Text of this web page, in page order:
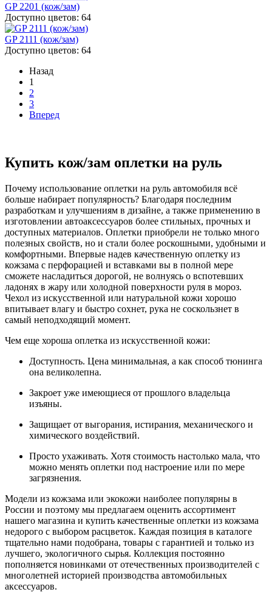
GP 2201 (кож/зам)
Доступно цветов: 64
GP 2111 (кож/зам)
Доступно цветов: 64
Назад
1
2
3
Вперед
Купить кож/зам оплетки на руль
Почему использование оплетки на руль автомобиля всё
больше набирает популярность? Благодаря последним
разработкам и улучшениям в дизайне, а также применению в
изготовлении автоаксессуаров более стильных, прочных и
доступных материалов. Оплетки приобрели не только много
полезных свойств, но и стали более роскошными, удобными и
комфортными. Впервые надев качественную оплетку из
кожзама с перфорацией и вставками вы в полной мере
сможете насладиться дорогой, не волнуясь о вспотевших
ладонях в жару или холодной поверхности руля в мороз.
Чехол из искусственной или натуральной кожи хорошо
впитывает влагу и быстро сохнет, рука не соскользнет в
самый неподходящий момент.
Чем еще хороша оплетка из искусственной кожи:
Доступность. Цена минимальная, а как способ тюнинга
она великолепна.
Закроет уже имеющиеся от прошлого владельца
изъяны.
Защищает от выгорания, истирания, механического и
химического воздействий.
Просто ухаживать. Хотя стоимость настолько мала, что
можно менять оплетки под настроение или по мере
загрязнения.
Модели из кожзама или экокожи наиболее популярны в
России и поэтому мы предлагаем оценить ассортимент
нашего магазина и купить качественные оплетки из кожзама
недорого с выбором расцветок. Каждая позиция в каталоге
тщательно нами подобрана, товары с гарантией и только из
лучшего, экологичного сырья. Коллекция постоянно
пополняется новинками от отечественных производителей с
многолетней историей производства автомобильных
аксессуаров.